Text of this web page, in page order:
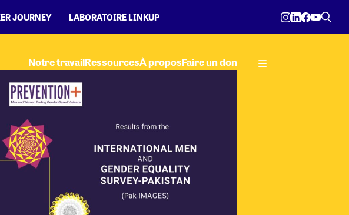
JOURNEY LABORATOIRE LINKUP
Notre travailRessourcesÀ proposFaire un don